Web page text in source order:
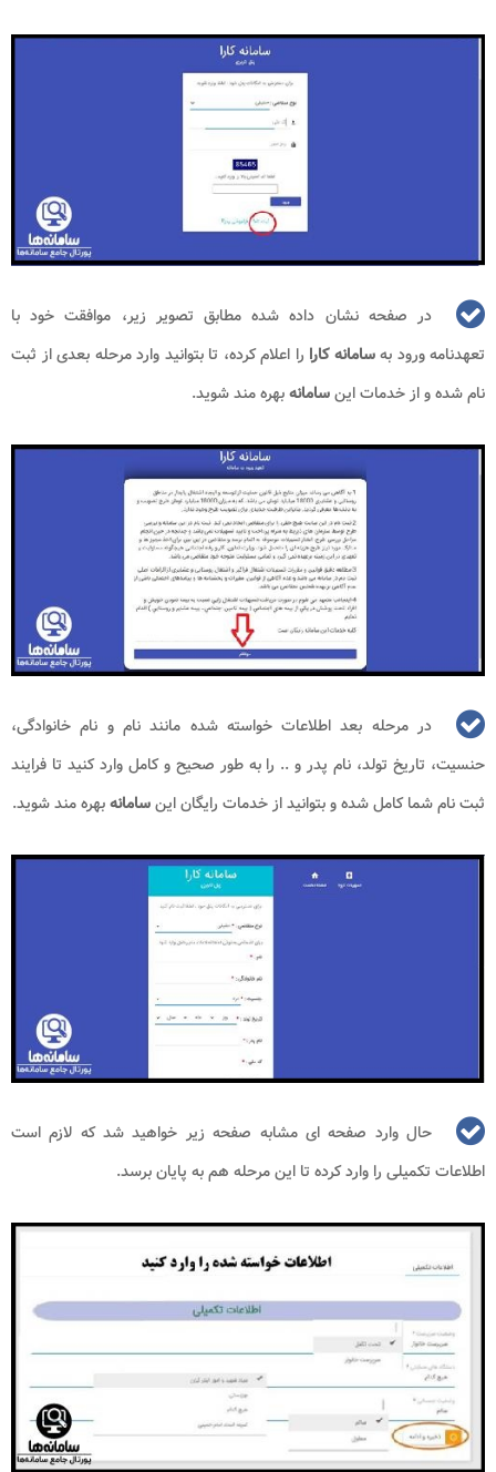
در صفحه نشان داده شده مطابق تصویر زیر، موافقت خود با
تعهدنامه ورود بهسامانه کارا را اعلام کرده، تا بتوانید وارد مرحله بعدی از ثبت
نام شده و از خدمات اینسامانهبهره مند شوید.
در مرحله بعد اطلاعات خواسته شده مانند نام و نام خانوادگی،
حنسیت، تاریخ تولد، نام پدر و .. را به طور صحیح و کامل وارد کنید تا فرایند
ثبت نام شما کامل شده و بتوانید از خدمات رایگان اینسامانهبهره مند شوید.
حال وارد صفحه ای مشابه صفحه زیر خواهید شد که لازم است
اطلاعات تکمیلی را وارد کرده تا این مرحله هم به پایان برسد.